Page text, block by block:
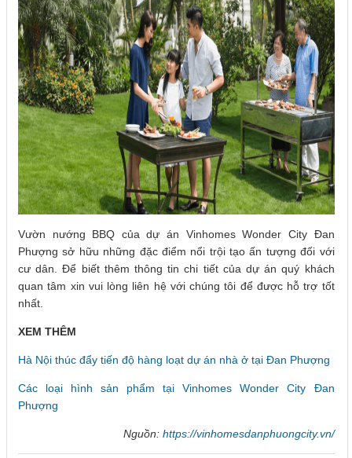
Vườn nướng BBQ của dự án Vinhomes Wonder City Đan
Phượng sở hữu những đặc điểm nổi trội tạo ấn tượng đối với
cư dân. Để biết thêm thông tin chi tiết của dự án quý khách
quan tâm xin vui lòng liên hệ với chúng tôi để được hỗ trợ tốt
nhất.
XEM THÊM
Hà Nội thúc đẩy tiến độ hàng loạt dự án nhà ở tại Đan Phượng
Các loại hình sản phẩm tại Vinhomes Wonder City Đan
Phượng
Nguồn: https://vinhomesdanphuongcity.vn/